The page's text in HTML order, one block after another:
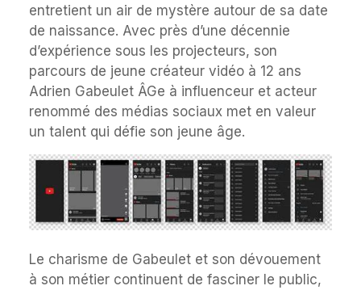
entretient un air de mystère autour de sa date
de naissance. Avec près d’une décennie
d’expérience sous les projecteurs, son
parcours de jeune créateur vidéo à 12 ans
Adrien Gabeulet ÂGe à influenceur et acteur
renommé des médias sociaux met en valeur
un talent qui défie son jeune âge.
Le charisme de Gabeulet et son dévouement
à son métier continuent de fasciner le public,